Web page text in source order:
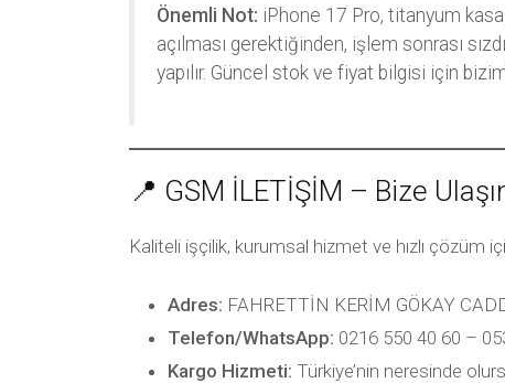
Önemli Not: iPhone 17 Pro, titanyum kasa
açılması gerektiğinden, işlem sonrası
yapılır. Güncel stok ve fiyat bilgisi için
📍 GSM İLETİŞİM – Bize
Kaliteli işçilik, kurumsal hizmet ve hızlı çözüm
Adres: FAHRETTİN KERİM GÖKAY
Telefon/WhatsApp: 0216 550 40 60 –
Kargo Hizmeti: Türkiye’nin neresinde